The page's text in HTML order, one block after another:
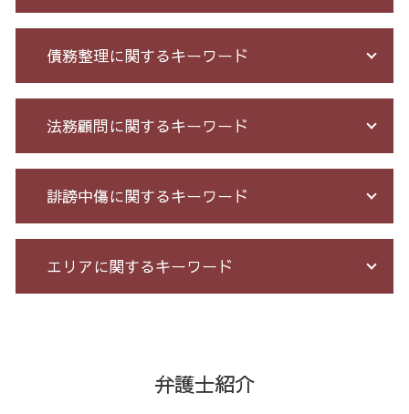
詐欺 被害者 返金
先物取引 詐欺
株 詐欺
先物 取引 詐欺
クレジット カード 詐欺
ネット 詐欺 被害
出会い系被害 返金
詐欺 民事 刑事
投資 信託 詐欺
投資セミナー 怪しい
詐欺 泣き寝入り
債務整理に関するキーワード
自己破産 期間 免責
債務整理 相談 流れ
債務整理 種類 メリット デメリット
特定調停 条件
借金 自己破産 解決
破産 保証人
債務整理 期間 支払
借金 過払い請求 デメリット
法務顧問に関するキーワード
セクハラ 相談 解決
有給 取得 トラブル
契約 書 リーガル チェック
残業 問題
長 時間 労働 問題
誹謗中傷に関するキーワード
爆サイ 誹謗中傷
誹謗中傷 被害
誹謗中傷 SNS
エリアに関するキーワード
債務整理 東京都 相談
弁護士紹介